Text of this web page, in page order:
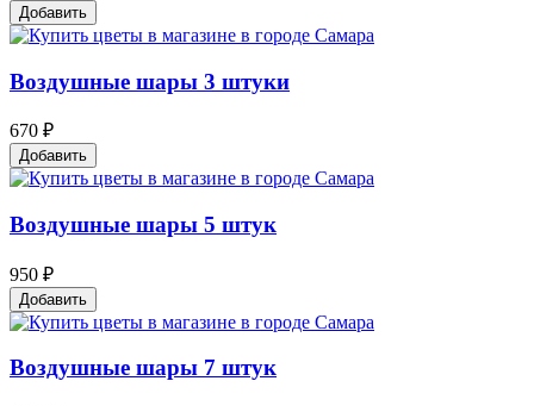
Добавить
Воздушные шары 3 штуки
670 ₽
Добавить
Воздушные шары 5 штук
950 ₽
Добавить
Воздушные шары 7 штук